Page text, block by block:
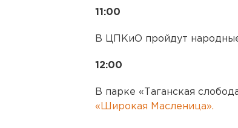
11:00
В ЦПКиО пройдут народные
12:00
В парке «Таганская
«Широкая Масленица».